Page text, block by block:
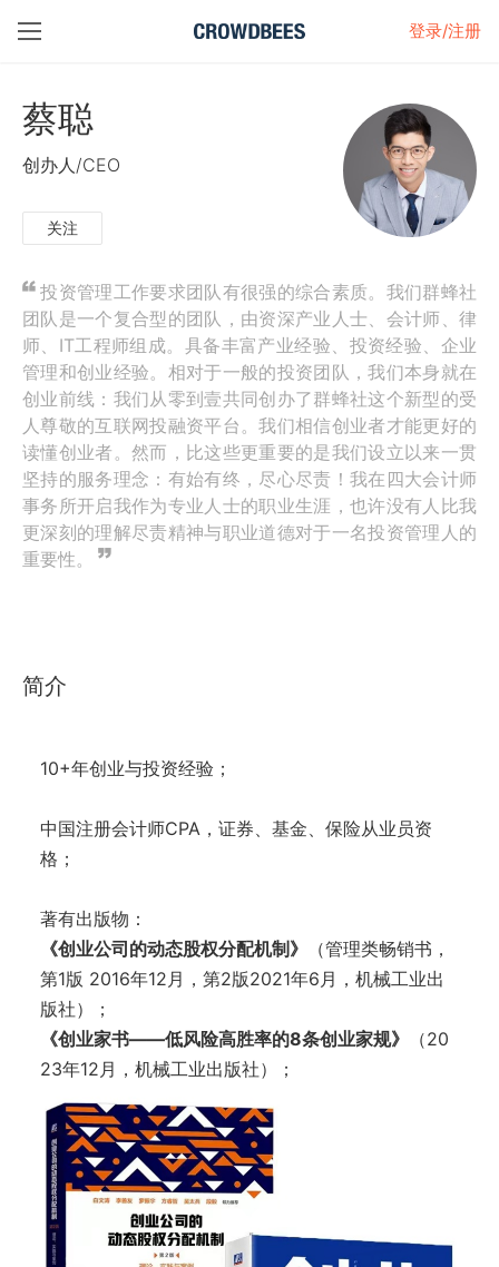
登录/注册
蔡聪
创办人/CEO
关注
投资管理工作要求团队有很强的综合素质。我们群蜂社
团队是一个复合型的团队，由资深产业人士、会计师、律
师、IT工程师组成。具备丰富产业经验、投资经验、企业
管理和创业经验。相对于一般的投资团队，我们本身就在
创业前线：我们从零到壹共同创办了群蜂社这个新型的受
人尊敬的互联网投融资平台。我们相信创业者才能更好的
读懂创业者。然而，比这些更重要的是我们设立以来一贯
坚持的服务理念：有始有终，尽心尽责！我在四大会计师
事务所开启我作为专业人士的职业生涯，也许没有人比我
更深刻的理解尽责精神与职业道德对于一名投资管理人的
重要性。
简介
10+年创业与投资经验；
中国注册会计师CPA，证券、基金、保险从业员资
格；
著有出版物：
《创业公司的动态股权分配机制》
（管理类畅销书，
第1版 2016年12月，第2版2021年6月，机械工业出
版社）；
《创业家书——低风险高胜率的8条创业家规》
（20
23年12月，机械工业出版社）；